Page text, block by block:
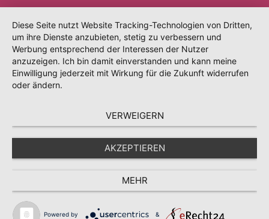
Diese Seite nutzt Website Tracking-Technologien von Dritten,
um ihre Dienste anzubieten, stetig zu verbessern und
Werbung entsprechend der Interessen der Nutzer
anzuzeigen. Ich bin damit einverstanden und kann meine
Einwilligung jederzeit mit Wirkung für die Zukunft widerrufen
oder ändern.
VERWEIGERN
AKZEPTIEREN
MEHR
Powered by &